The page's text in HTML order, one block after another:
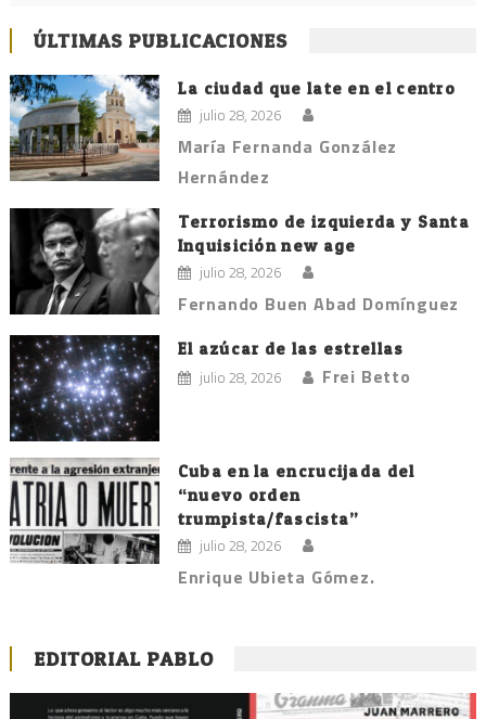
ÚLTIMAS PUBLICACIONES
La ciudad que late en el centro
julio 28, 2026
María Fernanda González
Hernández
Terrorismo de izquierda y Santa
Inquisición new age
julio 28, 2026
Fernando Buen Abad Domínguez
El azúcar de las estrellas
julio 28, 2026 Frei Betto
Cuba en la encrucijada del
“nuevo orden
trumpista/fascista”
julio 28, 2026
Enrique Ubieta Gómez.
EDITORIAL PABLO